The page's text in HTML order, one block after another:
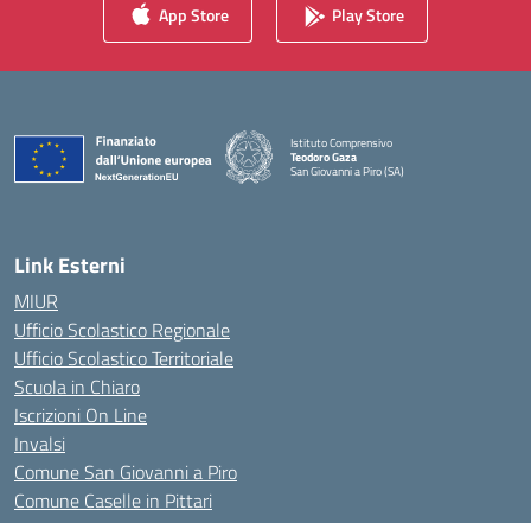
App Store Play Store
Istituto Comprensivo
Teodoro Gaza
San Giovanni a Piro (SA)
Link Esterni
MIUR
Ufficio Scolastico Regionale
Ufficio Scolastico Territoriale
Scuola in Chiaro
Iscrizioni On Line
Invalsi
Comune San Giovanni a Piro
Comune Caselle in Pittari